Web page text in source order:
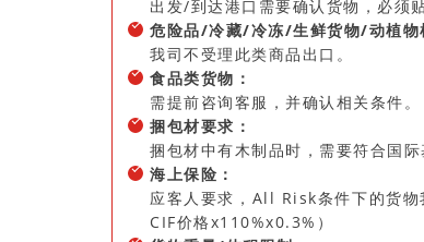
出发/到达港口需要确认货物，必须
危险品/冷藏/冷冻/生鲜货物/动植物
我司不受理此类商品出口。
食品类货物：
需提前咨询客服，并确认相关条件。
捆包材要求：
捆包材中有木制品时，需要符合国
海上保险：
应客人要求，All Risk条件下的货
CIF价格x110%x0.3%）